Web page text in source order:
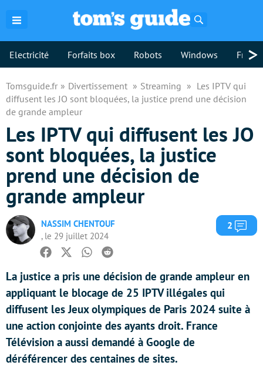
Electricité Forfaits box Robots Windows >
Tomsguide.fr Divertissement Streaming
Les IPTV qui
diffusent les JO sont bloquées, la justice prend une décision
de grande ampleur
Les IPTV qui diffusent les JO
sont bloquées, la justice
prend une décision de
grande ampleur
NASSIM CHENTOUF
, le 29 juillet 2024
2
Facebook
TwitterWhatsapp
Reddit
La justice a pris une décision de grande ampleur en
appliquant le blocage de 25 IPTV illégales qui
diffusent les Jeux olympiques de Paris 2024 suite à
une action conjointe des ayants droit. France
Télévision a aussi demandé à Google de
déréférencer des centaines de sites.